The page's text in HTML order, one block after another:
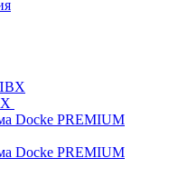
Docke PREMIUM
Docke PREMIUM